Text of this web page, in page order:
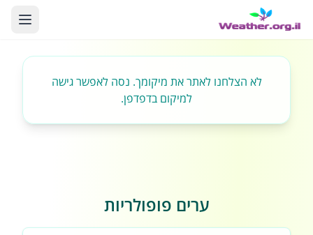
לא הצלחנו לאתר את מיקומך. נסה לאפשר גישה
למיקום בדפדפן.
ערים פופולריות